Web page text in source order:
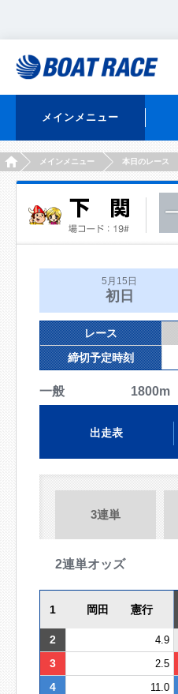
メインメニュー
HOMEメインメニュー 本日のレース
5月15日
初日
レース
締切予定時刻
一般 1800m
出走表
3連単
2連単オッズ
1 岡田 憲行
2 4.9
3
2.5
4
11.0